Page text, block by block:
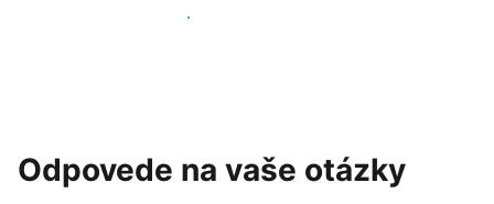
Pridať sa k podobným ubytovateľom
Odpovede na vaše otázky